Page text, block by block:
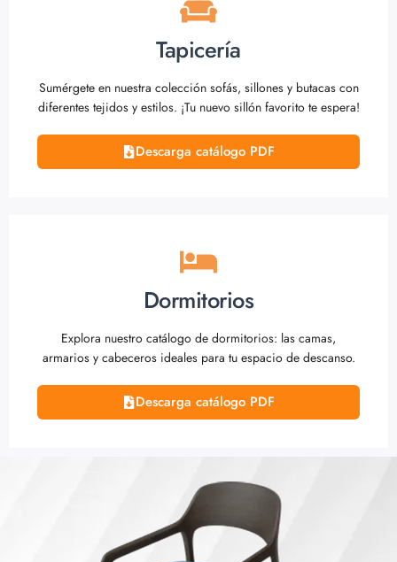
Tapicería
Sumérgete en nuestra colección sofás, sillones y butacas con
diferentes tejidos y estilos. ¡Tu nuevo sillón favorito te espera!
Descarga catálogo PDF
Dormitorios
Explora nuestro catálogo de dormitorios: las camas,
armarios y cabeceros ideales para tu espacio de descanso.
Descarga catálogo PDF